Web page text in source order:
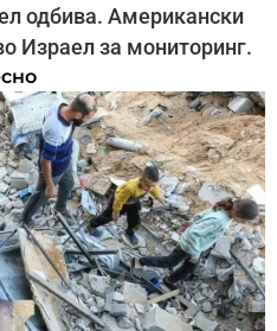
одбива. Американски
Израел за мониторинг.